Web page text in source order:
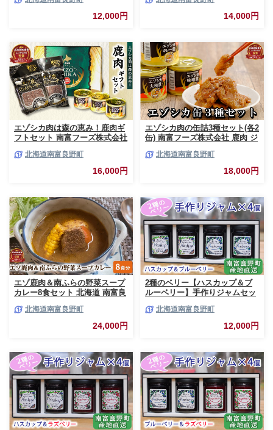
ベリー カシス ブルーベリー ソ
ース 果実 てんさい糖 無農薬 甘
12,000円
スープカレー セット 詰合せ 加
14,000円
エゾシカ肉は森の恵み！鹿肉ギ
フトセット 南富フーズ株式会社
北海道 南富良野町 エゾシカ 缶
詰 セット 詰合せ 贈り物 ギフト
北海道南富良野町
16,000円
エゾシカ肉の缶詰3種セット(各2
缶) 南富フーズ株式会社 鹿肉 ジ
南富良野町 エゾシカ 缶詰 セッ
ト 詰合せ 肉の加工品 おかず お
北海道南富良野町
18,000円
エゾ鹿肉＆南ふらの野菜スープ
カレー8食セット 北海道 南富良
スープカレー セット 詰合せ 加
北海道南富良野町
24,000円
2種のベリー【ハスカップ＆ブ
ルーベリー】手作りジャムセッ
ャム ベリー ハスカップ ブルー
北海道南富良野町
12,000円